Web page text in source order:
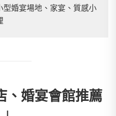
型婚宴場地、家宴、質感小
、婚宴會館推薦